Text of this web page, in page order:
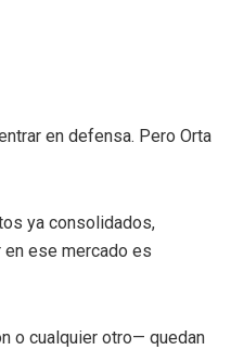
en defensa. Pero Orta
ya consolidados,
ese mercado es
o cualquier otro— quedan